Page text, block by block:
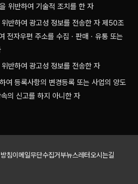
위반하여 기술적 조치를 한 자
반하여 광고성 정보를 전송한 자 제50조
전자우편 주소를 수집ㆍ판매ㆍ유통 또는
반하여 광고성 정보를 전송한 자
여 등록사항의 변경등록 또는 사업의 양도
의 신고를 하지 아니한 자
침이메일무단수집거부뉴스레터 오시는길